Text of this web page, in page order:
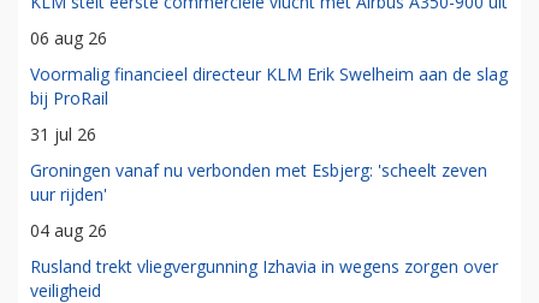
06 aug 26
Voormalig financieel directeur KLM Erik Swelheim aan de slag
bij ProRail
31 jul 26
Groningen vanaf nu verbonden met Esbjerg: 'scheelt zeven
uur rijden'
04 aug 26
Rusland trekt vliegvergunning Izhavia in wegens zorgen over
veiligheid